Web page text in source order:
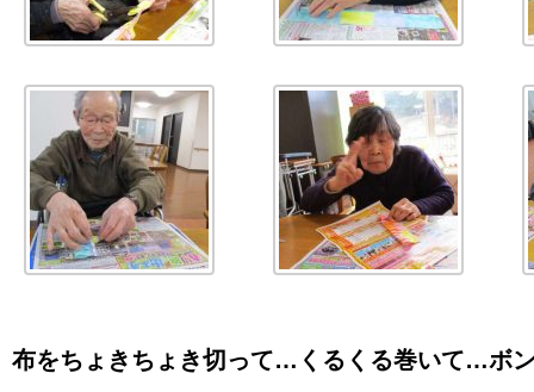
布をちょきちょき切って…くるくる巻いて…ボ